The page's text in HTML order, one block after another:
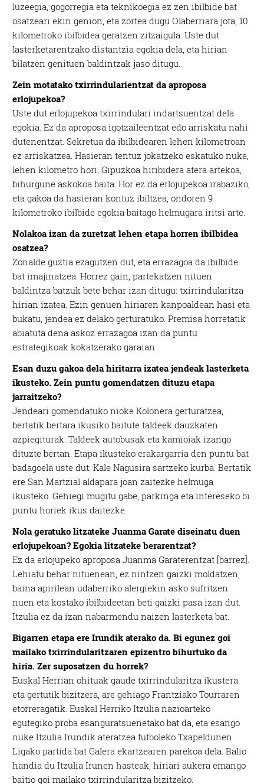
luzeegia, gogorregia eta teknikoegia ez zen ibilbide bat
osatzeari ekin genion, eta zortea dugu Olaberriara jota, 10
kilometroko ibilbidea geratzen zitzaigula. Uste dut
lasterketarentzako distantzia egokia dela, eta hirian
bilatzen genituen baldintzak jaso ditugu.
Zein motatako txirrindularientzat da aproposa
erlojupekoa?
Uste dut erlojupekoa txirrindulari indartsuentzat dela
egokia. Ez da aproposa igotzaileentzat edo arriskatu nahi
dutenentzat. Sekretua da ibilbidearen lehen kilometroan
ez arriskatzea. Hasieran tentuz jokatzeko eskatuko nuke,
lehen kilometro hori, Gipuzkoa hiribidera atera artekoa,
bihurgune askokoa baita. Hor ez da erlojupekoa irabaziko,
eta gakoa da hasieran kontuz ibiltzea, ondoren 9
kilometroko ibilbide egokia baitago helmugara iritsi arte.
Nolakoa izan da zuretzat lehen etapa horren ibilbidea
osatzea?
Zonalde guztia ezagutzen dut, eta errazagoa da ibilbide
bat imajinatzea. Horrez gain, partekatzen nituen
baldintza batzuk bete behar izan ditugu: txirrindularitza
hirian izatea. Ezin genuen hiriaren kanpoaldean hasi eta
bukatu, jendea ez delako gerturatuko. Premisa horretatik
abiatuta dena askoz errazagoa izan da puntu
estrategikoak kokatzerako garaian.
Esan duzu gakoa dela hiritarra izatea jendeak lasterketa
ikusteko. Zein puntu gomendatzen dituzu etapa
jarraitzeko?
Jendeari gomendatuko nioke Kolonera gerturatzea,
bertatik bertara ikusiko baitute taldeek dauzkaten
azpiegiturak. Taldeek autobusak eta kamioiak izango
dituzte bertan. Etapa ikusteko erakargarria den puntu bat
badagoela uste dut: Kale Nagusira sartzeko kurba. Bertatik
ere San Martzial aldapara joan zaitezke helmuga
ikusteko. Gehiegi mugitu gabe, parkinga eta intereseko bi
puntu horiek ikus daitezke.
Nola geratuko litzateke Juanma Garate diseinatu duen
erlojupekoan? Egokia litzateke berarentzat?
Ez da erlojupeko aproposa Juanma Garaterentzat [barrez].
Lehiatu behar nituenean, ez nintzen gaizki moldatzen,
baina apirilean udaberriko alergiekin asko sufritzen
nuen eta kostako ibilbideetan beti gaizki pasa izan dut.
Itzulia ez da izan nabarmendu naizen lasterketa bat.
Bigarren etapa ere Irundik aterako da. Bi egunez goi
mailako txirrindularitzaren epizentro bihurtuko da
hiria. Zer suposatzen du horrek?
Euskal Herrian ohituak gaude txirrindularitza ikustera
eta gertutik bizitzera, are gehiago Frantziako Tourraren
etorreragatik. Euskal Herriko Itzulia nazioarteko
egutegiko proba esanguratsuenetako bat da, eta esango
nuke Itzulia Irundik ateratzea futboleko Txapeldunen
Ligako partida bat Galera ekartzearen parekoa dela. Balio
handia du Itzulia Irunen hasteak, hiriari aukera emango
baitio goi mailako txirrindularitza bizitzeko.